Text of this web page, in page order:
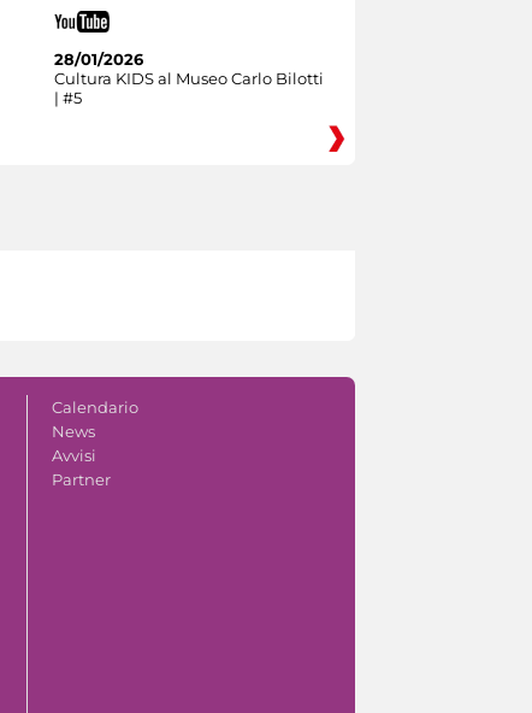
28/01/2026
Cultura KIDS al Museo Carlo Bilotti
| #5
Calendario
News
Avvisi
Partner